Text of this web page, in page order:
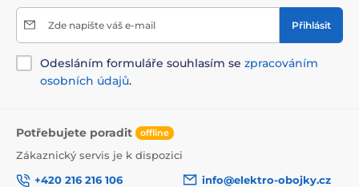
Zde napište váš e-mail Přihlásit
Odesláním formuláře souhlasím se zpracováním
osobních údajů.
Potřebujete poradit offline
Zákaznický servis je k dispozici
+420 216 216 106
info@elektro-obojky.cz